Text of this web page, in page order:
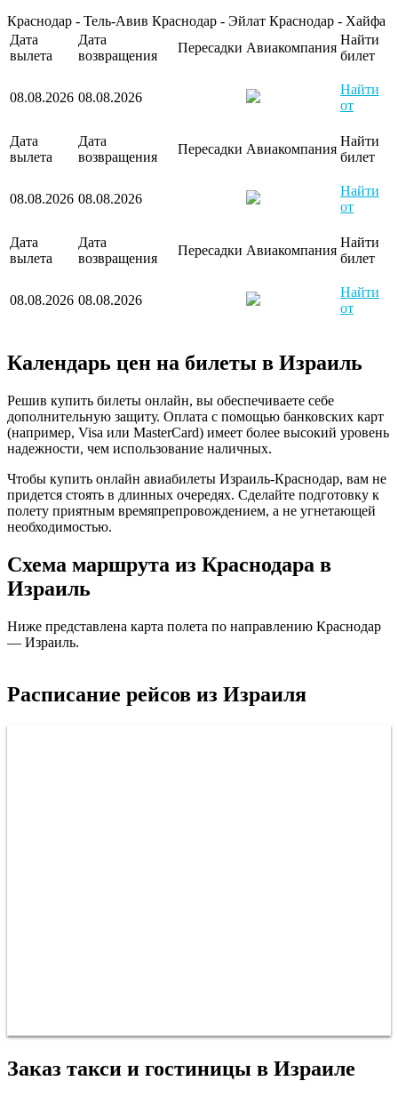
Краснодар - Тель-Авив Краснодар - Эйлат Краснодар - Хайфа
Дата
вылета
Дата
возвращения
Пересадки Авиакомпания
Найти
билет
08.08.2026 08.08.2026
Найти
от
Дата
вылета
Дата
возвращения
Пересадки Авиакомпания
Найти
билет
08.08.2026 08.08.2026
Найти
от
Дата
вылета
Дата
возвращения
Пересадки Авиакомпания
Найти
билет
08.08.2026 08.08.2026
Найти
от
Календарь цен на билеты в Израиль
Решив купить билеты онлайн, вы обеспечиваете себе
дополнительную защиту. Оплата с помощью банковских карт
(например, Visa или MasterCard) имеет более высокий уровень
надежности, чем использование наличных.
Чтобы купить онлайн авиабилеты Израиль-Краснодар, вам не
придется стоять в длинных очередях. Сделайте подготовку к
полету приятным времяпрепровождением, а не угнетающей
необходимостью.
Схема маршрута из Краснодара в
Израиль
Ниже представлена карта полета по направлению Краснодар
— Израиль.
Расписание рейсов из Израиля
Заказ такси и гостиницы в Израиле